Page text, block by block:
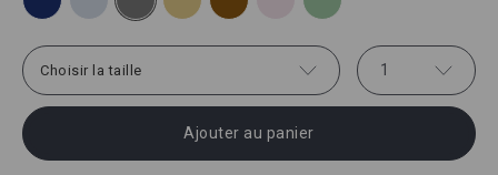
Choisir la taille 1
Ajouter au panier